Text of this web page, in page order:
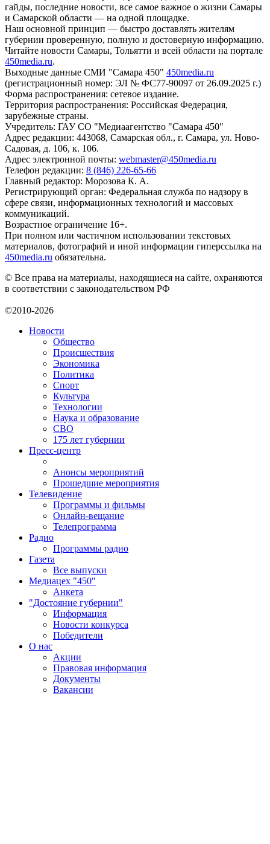
гайды, последние новости, все самое важное о жизни Самары
и Самарской области — на одной площадке.
Наш основной принцип — быстро доставлять жителям
губернии проверенную, полную и достоверную информацию.
Читайте новости Самары, Тольятти и всей области на портале
450media.ru.
Выходные данные СМИ "Самара 450" 450media.ru
(регистрационный номер: ЭЛ № ФС77-90097 от 26.09.2025 г.)
Форма распространения: сетевое издание.
Территория распространения: Российская Федерация,
зарубежные страны.
Учредитель: ГАУ СО "Медиаагентство "Самара 450"
Адрес редакции: 443068, Самарская обл., г. Самара, ул. Ново-
Садовая, д. 106, к. 106.
Адрес электронной почты: webmaster@450media.ru
Телефон редакции: 8 (846) 226-65-66
Главный редактор: Морозова К. А.
Регистрирующий орган: Федеральная служба по надзору в
сфере связи, информационных технологий и массовых
коммуникаций.
Возрастное ограничение 16+.
При полном или частичном использовании текстовых
материалов, фотографий и иной информации гиперссылка на
450media.ru обязательна.
© Все права на материалы, находящиеся на сайте, охраняются
в соответствии с законодательством РФ
©2010-2026
Новости
Общество
Происшествия
Экономика
Политика
Спорт
Культура
Технологии
Наука и образование
СВО
175 лет губернии
Пресс-центр
Анонсы мероприятий
Прошедшие мероприятия
Телевидение
Программы и фильмы
Онлайн-вещание
Телепрограмма
Радио
Программы радио
Газета
Все выпуски
Медиацех "450"
Анкета
"Достояние губернии"
Информация
Новости конкурса
Победители
О нас
Акции
Правовая информация
Документы
Вакансии